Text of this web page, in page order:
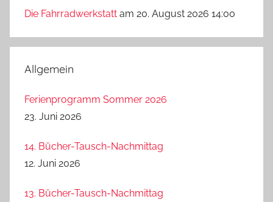
Die Fahrradwerkstatt am 20. August 2026 14:00
Allgemein
Ferienprogramm Sommer 2026
23. Juni 2026
14. Bücher-Tausch-Nachmittag
12. Juni 2026
13. Bücher-Tausch-Nachmittag